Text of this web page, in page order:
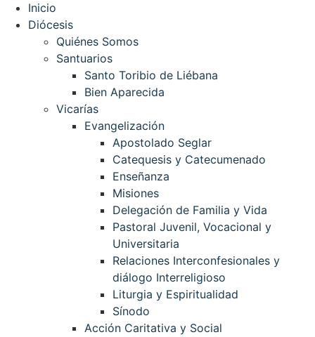
Inicio
Diócesis
Quiénes Somos
Santuarios
Santo Toribio de Liébana
Bien Aparecida
Vicarías
Evangelización
Apostolado Seglar
Catequesis y Catecumenado
Enseñanza
Misiones
Delegación de Familia y Vida
Pastoral Juvenil, Vocacional y
Universitaria
Relaciones Interconfesionales y
diálogo Interreligioso
Liturgia y Espiritualidad
Sínodo
Acción Caritativa y Social